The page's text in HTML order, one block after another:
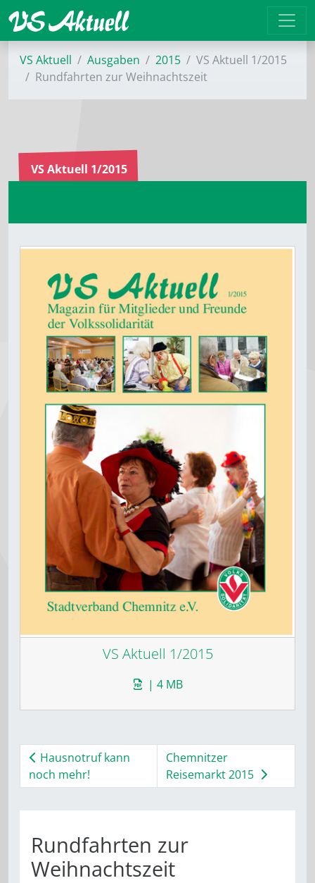
VS Aktuell Ausgaben 2015
VS Aktuell 1/2015
Rundfahrten zur Weihnachtszeit
VS Aktuell 1/2015
VS Aktuell 1/2015
| 4 MB
Hausnotruf kann
noch mehr!
Chemnitzer
Reisemarkt 2015
Rundfahrten zur
Weihnachtszeit